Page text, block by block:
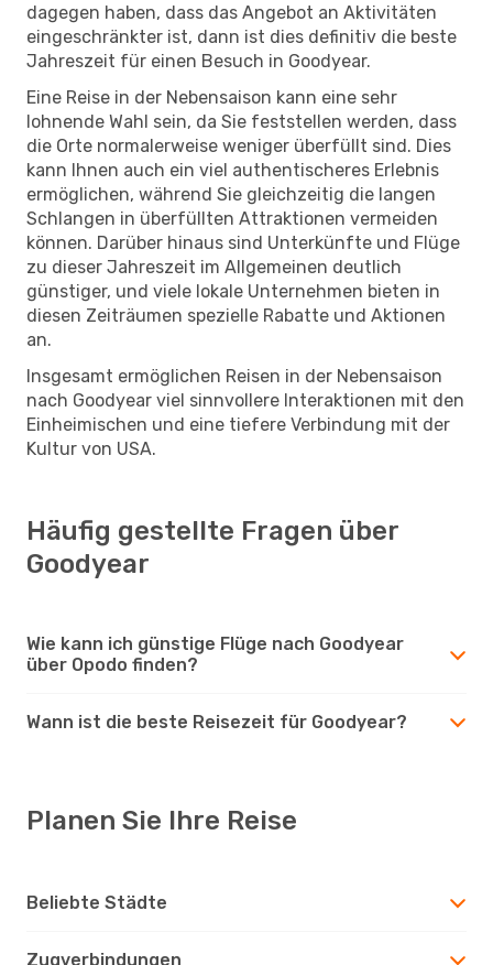
dagegen haben, dass das Angebot an Aktivitäten
eingeschränkter ist, dann ist dies definitiv die beste
Jahreszeit für einen Besuch in Goodyear.
Eine Reise in der Nebensaison kann eine sehr
lohnende Wahl sein, da Sie feststellen werden, dass
die Orte normalerweise weniger überfüllt sind. Dies
kann Ihnen auch ein viel authentischeres Erlebnis
ermöglichen, während Sie gleichzeitig die langen
Schlangen in überfüllten Attraktionen vermeiden
können. Darüber hinaus sind Unterkünfte und Flüge
zu dieser Jahreszeit im Allgemeinen deutlich
günstiger, und viele lokale Unternehmen bieten in
diesen Zeiträumen spezielle Rabatte und Aktionen
an.
Insgesamt ermöglichen Reisen in der Nebensaison
nach Goodyear viel sinnvollere Interaktionen mit den
Einheimischen und eine tiefere Verbindung mit der
Kultur von USA.
Häufig gestellte Fragen über
Goodyear
Wie kann ich günstige Flüge nach Goodyear
über Opodo finden?
Wann ist die beste Reisezeit für Goodyear?
Planen Sie Ihre Reise
Beliebte Städte
Zugverbindungen